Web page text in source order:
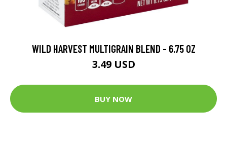
WILD HARVEST MULTIGRAIN BLEND - 6.75 OZ
3.49 USD
BUY NOW